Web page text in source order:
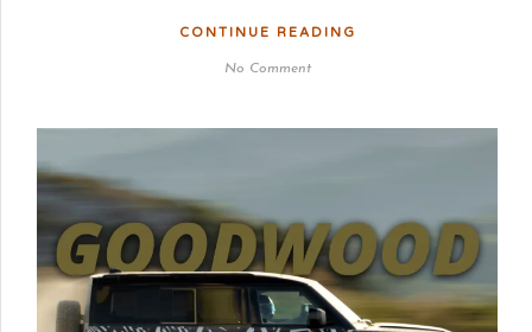
CONTINUE READING
No Comment